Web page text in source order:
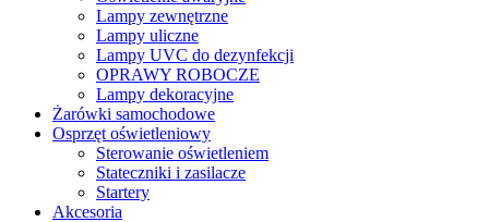
Lampy zewnętrzne
Lampy uliczne
Lampy UVC do dezynfekcji
OPRAWY ROBOCZE
Lampy dekoracyjne
Żarówki samochodowe
Osprzęt oświetleniowy
Sterowanie oświetleniem
Stateczniki i zasilacze
Startery
Akcesoria